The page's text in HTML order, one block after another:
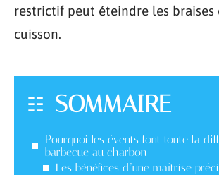
restrictif peut éteindre les braises
cuisson.
SOMMAIRE
Pourquoi les évents font toute la
barbecue au charbon
Les bénéfices d’une maîtrise